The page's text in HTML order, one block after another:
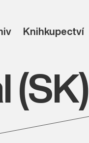
Knihkupectví
(SK)